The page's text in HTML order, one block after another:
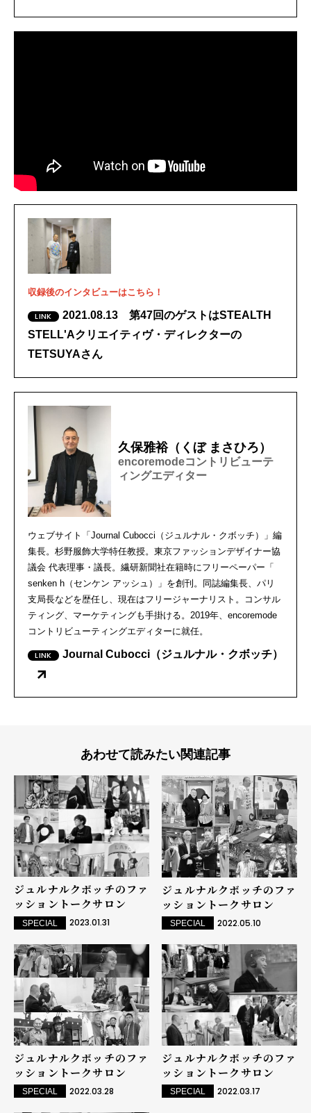
収録後のインタビューはこちら！
2021.08.13 第47回のゲストはSTEALTH
STELL'Aクリエイティヴ・ディレクターの
TETSUYAさん
久保雅裕（くぼ まさひろ）
encoremodeコントリビューテ
ィングエディター
ウェブサイト「Journal Cubocci（ジュルナル・クボッチ）」編
集長。 杉野服飾大学特任教授。東京ファッションデザイナー協
議会 代表理事・議長。繊研新聞社在籍時にフリーペーパー「
senken h（センケン アッシュ）」を創刊。同誌編集長、パリ
支局長などを歴任し、 現在はフリージャーナリスト。コンサル
ティング、 マーケティングも手掛ける。2019年、 encoremode
コントリビューティングエディターに就任。
Journal Cubocci（ジュルナル・クボッチ）
あわせて読みたい関連記事
ジュルナルクボッチのファ
ッショントークサロン
SPECIAL 2023.01.31
ジュルナルクボッチのファ
ッショントークサロン
SPECIAL 2022.05.10
ジュルナルクボッチのファ
ッショントークサロン
SPECIAL 2022.03.28
ジュルナルクボッチのファ
ッショントークサロン
SPECIAL 2022.03.17